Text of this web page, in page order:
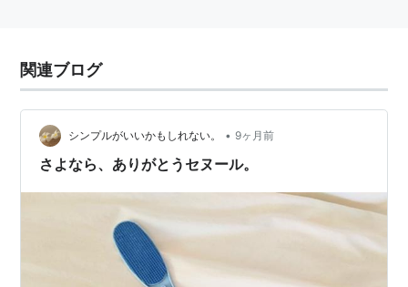
関連ブログ
シンプルがいいかもしれない。 • 9ヶ月前
さよなら、ありがとうセヌール。